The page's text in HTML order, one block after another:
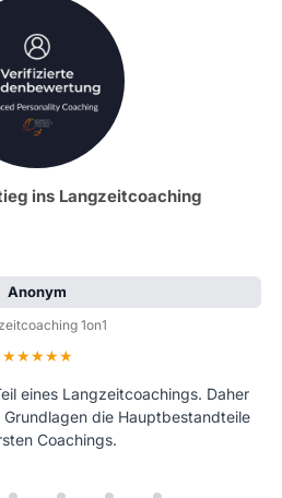
ins Langzeitcoaching
Anonym
1on1
Bewertung: 5 von 5 Sternen
eines Langzeitcoachings. Daher
Grundlagen die Hauptbestandteile
Coachings.